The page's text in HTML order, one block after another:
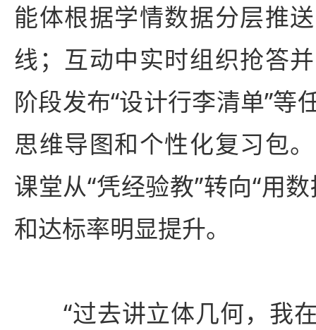
能体根据学情数据分层推
线；互动中实时组织抢答
阶段发布“设计行李清单”等
思维导图和个性化复习包
课堂从“凭经验教”转向“用
和达标率明显提升。
“过去讲立体几何，我